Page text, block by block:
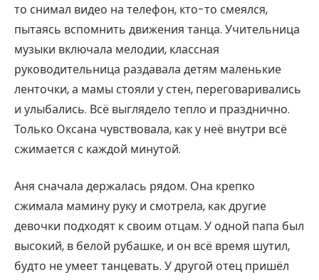
то снимал видео на телефон, кто-то смеялся,
пытаясь вспомнить движения танца. Учительница
музыки включала мелодии, классная
руководительница раздавала детям маленькие
ленточки, а мамы стояли у стен, переговаривались
и улыбались. Всё выглядело тепло и празднично.
Только Оксана чувствовала, как у неё внутри всё
сжимается с каждой минутой.
Аня сначала держалась рядом. Она крепко
сжимала мамину руку и смотрела, как другие
девочки подходят к своим отцам. У одной папа был
высокий, в белой рубашке, и он всё время шутил,
будто не умеет танцевать. У другой отец пришёл